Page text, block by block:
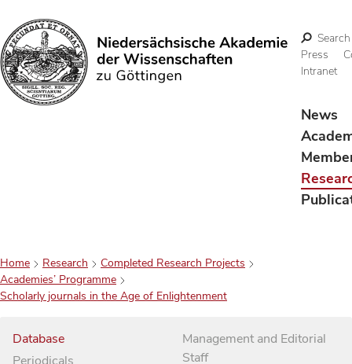
Search
Search
Press
Intranet
News
Home Research
Completed Research Projects
Academies’ Programme
Scholarly journals in the Age of Enlightenment
Database
Management and Editorial
Staff